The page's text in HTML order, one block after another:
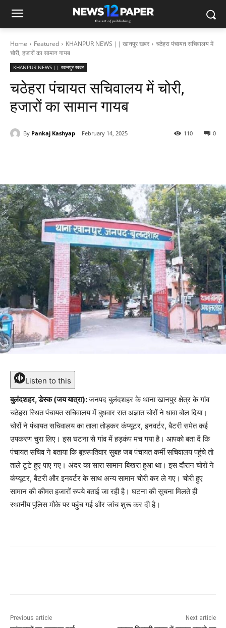
Home Featured KHANPUR NEWS || खानपुर खबर
चठेहरा पंचायत सचिवालय में
चोरी, हजारों का सामान गायब
KHANPUR NEWS || खानपुर खबर
चठेहरा पंचायत सचिवालय में चोरी,
हजारों का सामान गायब
By Pankaj Kashyap February 14, 2025 0
110
Listen to this
बुलंदशहर, डेस्क (जय यात्रा):जनपद बुलंदशहर के थाना खानपुर क्षेत्र के गांव
चठेहरा स्थित पंचायत सचिवालय में बुधवार रात अज्ञात चोरों ने धावा बोल दिया।
चोरों ने पंचायत सचिवालय का ताला तोड़कर कंप्यूटर, इनवर्टर, बैटरी समेत कई
उपकरण चुरा लिए। इस घटना से गांव में हड़कंप मच गया है। आपको बता दें कि
पंचायत सचिव ने बताया कि बृहस्पतिवार सुबह जब पंचायत कर्मी सचिवालय पहुंचे तो
ताले टूटे हुए पाए गए। अंदर का सारा सामान बिखरा हुआ था। इस दौरान चोरों ने
कंप्यूटर, बैटरी और इनवर्टर के साथ अन्य सामान चोरी कर ले गए। चोरी हुए
सामान की कीमत हजारों रुपये बताई जा रही है। घटना की सूचना मिलते ही
स्थानीय पुलिस मौके पर पहुंच गई और जांच शुरू कर दी है।
Previous article Next article